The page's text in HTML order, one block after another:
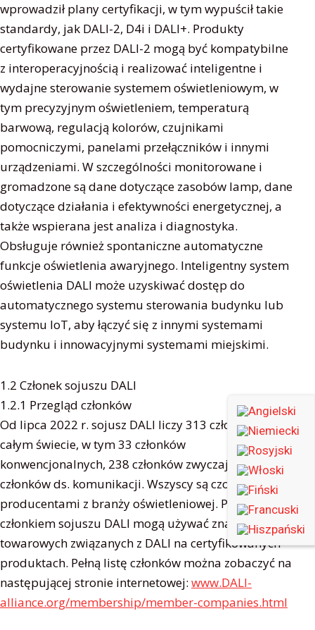
wprowadził plany certyfikacji, w tym wypuścił takie
standardy, jak DALI-2, D4i i DALI+. Produkty
certyfikowane przez DALI-2 mogą być kompatybilne
z interoperacyjnością i realizować inteligentne i
wydajne sterowanie systemem oświetleniowym, w
tym precyzyjnym oświetleniem, temperaturą
barwową, regulacją kolorów, czujnikami
pomocniczymi, panelami przełączników i innymi
urządzeniami. W szczególności monitorowane i
gromadzone są dane dotyczące zasobów lamp, dane
dotyczące działania i efektywności energetycznej, a
także wspierana jest analiza i diagnostyka.
Obsługuje również spontaniczne automatyczne
funkcje oświetlenia awaryjnego. Inteligentny system
oświetlenia DALI może uzyskiwać dostęp do
automatycznego systemu sterowania budynku lub
systemu IoT, aby łączyć się z innymi systemami
budynku i innowacyjnymi systemami miejskimi.
1.2 Członek sojuszu DALI
1.2.1 Przegląd członków
Od lipca 2022 r. sojusz DALI liczy 313 członków na
całym świecie, w tym 33 członków
konwencjonalnych, 238 członków zwyczajnych i 42
członków ds. komunikacji. Wszyscy są czołowymi
producentami z branży oświetleniowej. Po zostaniu
członkiem sojuszu DALI mogą używać znaków
towarowych związanych z DALI na certyfikowanych
produktach. Pełną listę członków można zobaczyć na
następującej stronie internetowej: www.DALI-
alliance.org/membership/member-companies.html